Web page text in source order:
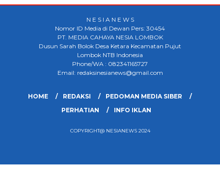
N E S I A N E W S
Nomor ID Media di Dewan Pers: 30454
PT. MEDIA CAHAYA NESIA LOMBOK
Dusun Sarah Bolok Desa Ketara Kecamatan Pujut
Lombok NTB Indonesia
Phone/WA : 082341165727
Email: redaksinesianews@gmail.com
HOME REDAKSI
PEDOMAN MEDIA SIBER
PERHATIAN
INFO IKLAN
COPYRIGHT@ NESIANEWS 2024